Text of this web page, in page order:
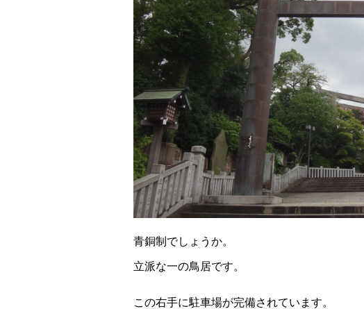
青銅制でしょうか。
立派な一の鳥居です。
この右手に駐車場が完備されています。